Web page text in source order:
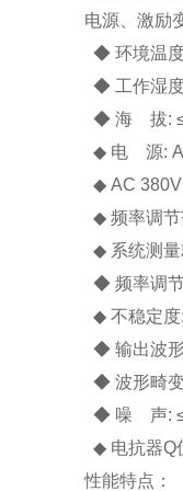
电源、激励
◆ 环境温
◆ 工作湿
◆ 海 拔:
◆ 电 源:
◆ AC
◆ 频率调
◆ 系统测
◆ 频率调
◆ 不稳定
◆ 输出波
◆ 波形畸
◆ 噪 声:
◆ 电抗器
性能特点：